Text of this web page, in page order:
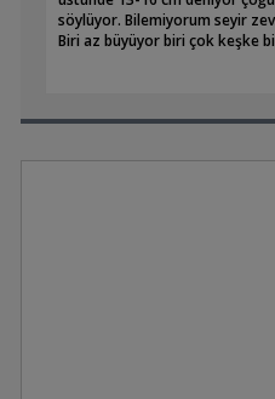
söylüyor. Bilemiyorum seyir
Biri az büyüyor biri çok keşke